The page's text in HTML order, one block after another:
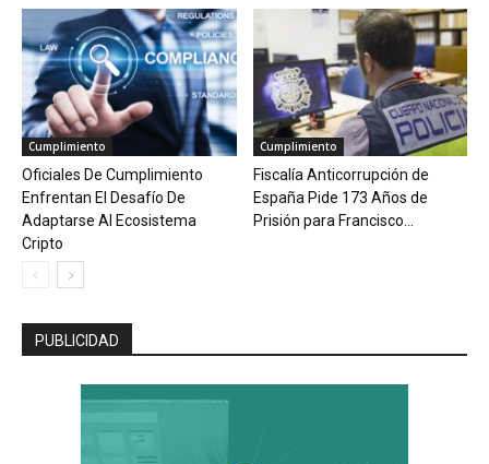
Cumplimiento
Oficiales De Cumplimiento
Enfrentan El Desafío De
Adaptarse Al Ecosistema
Cripto
Cumplimiento
Fiscalía Anticorrupción de
España Pide 173 Años de
Prisión para Francisco...
PUBLICIDAD